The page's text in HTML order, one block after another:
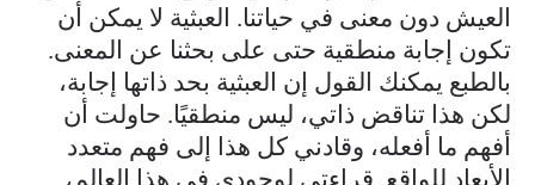
العيش دون معنى في حياتنا. العبثية لا يمكن أن
تكون إجابة منطقية حتى على بحثنا عن المعنى.
بالطبع يمكنك القول إن العبثية بحد ذاتها إجابة،
لكن هذا تناقض ذاتي، ليس منطقيًا. حاولت أن
أفهم ما أفعله، وقادني كل هذا إلى فهم متعدد
الأبعاد للواقع. قراءتي لوجودي في هذا العالم،